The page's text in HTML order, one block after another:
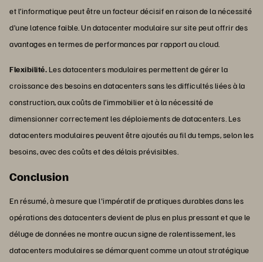
et l’informatique peut être un facteur décisif en raison de la nécessité
d’une latence faible. Un datacenter modulaire sur site peut offrir des
avantages en termes de performances par rapport au cloud.
Flexibilité.Les datacenters modulaires permettent de gérer la
croissance des besoins en datacenters sans les difficultés liées à la
construction, aux coûts de l’immobilier et à la nécessité de
dimensionner correctement les déploiements de datacenters. Les
datacenters modulaires peuvent être ajoutés au fil du temps, selon les
besoins, avec des coûts et des délais prévisibles.
Conclusion
En résumé, à mesure que l'impératif de pratiques durables dans les
opérations des datacenters devient de plus en plus pressant et que le
déluge de données ne montre aucun signe de ralentissement, les
datacenters modulaires se démarquent comme un atout stratégique